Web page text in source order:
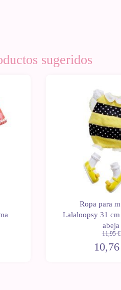
sugeridos
Ropa para
Lalaloopsy 31
abeja
11,95 €